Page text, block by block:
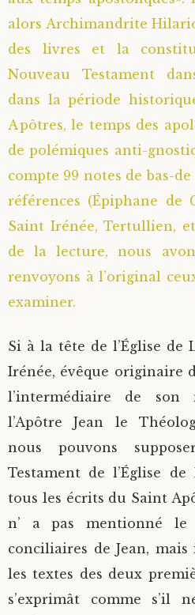
Saint Sophrony
Sainte Xenia
Sainte Matrone de
Staritsa Marie
Natalia de Vyritsa
Staritsa Anastasia
Archimandrite Lazare
Geronda Arsenios le
Gerondissa Makrina
Archimandrite
Père Héliodore
alors Archimandrite
des livres et la
Nouveau Testament
dans la période
Apôtres, le temps des
de polémiques anti-
compte 99 notes de bas-
références (Épiphane de
Saint Irénée, Tertullien,
de la lecture, nous
renvoyons à l’original
examiner.
Si à la tête de l’Église de
Irénée, évêque originaire
l’intermédiaire de son
l’Apôtre Jean le
nous pouvons
Testament de l’Église
tous les écrits du Saint
n’ a pas mentionné le
conciliaires de Jean,
les textes des deux
s’exprimât comme s’il